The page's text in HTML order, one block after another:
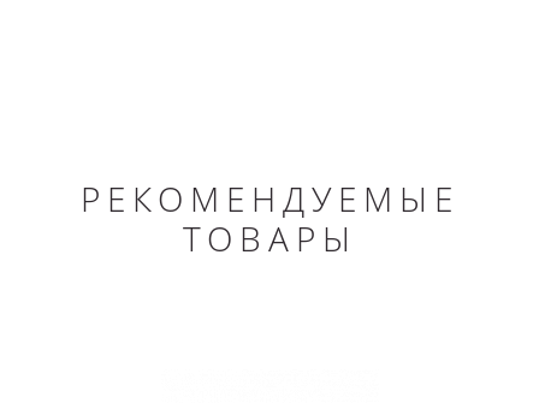
РЕКОМЕНДУЕМЫЕ
ТОВАРЫ